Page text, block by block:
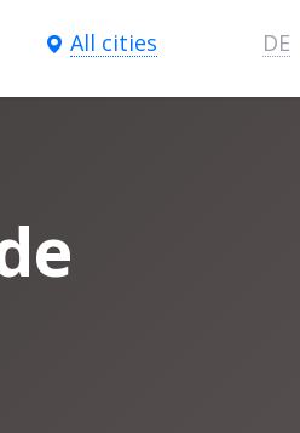
All cities DE